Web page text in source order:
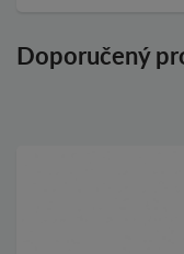
Doporučený